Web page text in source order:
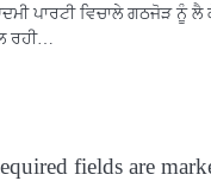
ਪਾਰਟੀ ਵਿਚਾਲੇ ਗਠਜੋੜ ਨੂੰ
ਰਹੀ…
fields are